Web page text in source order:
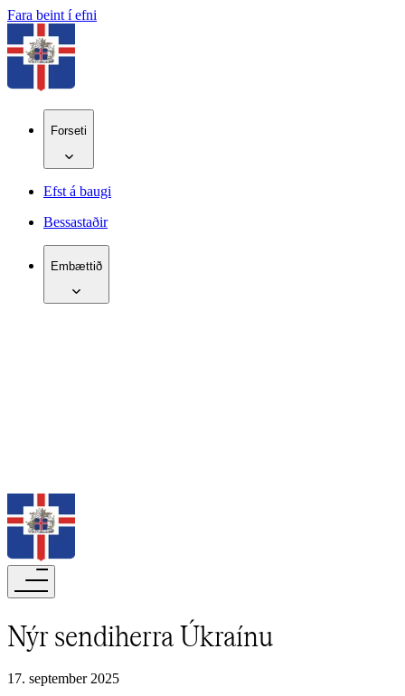
Fara beint í efni
Forseti
Efst á baugi
Bessastaðir
Embættið
Nýr sendiherra Úkraínu​​​​‌ ‍ ​‍​‍‌‍ ‌ ​‍‌‍‍‌‌‍‌ ‌‍‍‌‌‍ ‍​‍​‍​ ‍‍​‍​‍‌ ​ ‌‍​‌‌‍ ‍‌‍‍‌‌ ‌​‌ ‍‌​‍ ‍‌‍‍‌‌‍ ​‍​‍​‍ ​​‍​‍‌‍‍​‌ ​‍‌‍‌‌‌‍‌‍​‍​‍​ ‍‍​‍​‍‌‍‍​‌ ‌​‌ ‌​‌ ​​‌ ​ ​‍ ​‍ ‌‍‌‍‌‍ ‌ ​‍‌ ​ ‌‍‌‌‌ ‌​‌‍‍‌​‍ ‌‌‍‍‌‌ ​ ‌‍ ​‌‍​‌‌‍ ‍‌‍‌​‌ ​ ​‍ ‍‌ ‌‍‌‍‌‌‌ ​‍‌‍​ ‌‍‌‌‌‍ ​​‍ ‍‌‍​‌‌ ​​‌ ​​​‍ ‌ ​ ‌ ‌​‌ ‌‌‌‍‌​‌‍‍‌‌‍ ​‍ ‌‍‍‌‌‍ ‍‌ ‌​‌‍‌‌‌‍ ‍‌ ‌​​‍ ‌‍‌‌‌‍‌​‌‍‍‌‌ ‌​​‍ ‌‍ ‌‌‍ ‌‍‌​‌‍‌‌​ ‌‌ ​​‌ ​‍‌‍‌‌‌ ​ ‌‍‌‌‌‍ ‍‌ ‌​‌‍​‌‌ ‌​‌‍‍‌‌‍ ‌‍ ‍​ ‍ ‌‍‍‌‌‍‌​​ ‌‌ ‌​‌​ ​‌ ​‌‌​ ‌‌​ ​ ‌ ‌‍ ‌‍‍‌‌‍ ​‌‌‍‌‌ ‍‌‌ ‍‍‌‍‌​‌ ‍‌‌‌​ ‌ ‌ ​ ‌‌‌‍‍‌‌‌‍​‌​‌‍​ ‍‌‌‌‌‍​ ‍ ‌ ‌​‌ ‍‌‌ ​​‌‍‌‌​ ‌‌‍ ‍‌‍‌‌‌ ‌ ‌ ​ ​ ‍ ‌ ​​‌‍​‌‌ ‌​‌‍‍​​ ‌‌ ‌​‌‍‍‌‌ ‌​‌‍ ​‌‍‌‌​ ‌‍​‍‌‍​‌‌ ​ ‌‍‌‌‌‌‌‌‌ ​‍‌‍ ​​ ‌‌‍‍​‌ ‌​‌ ‌​‌ ​​‌ ​ ​‍‌‌​ ​‍‌​‌‍​‍‌‌​ ​‍‌​‌‍‌‍‌‍‌‍ ‌ ​‍‌ ​ ‌‍‌‌‌ ‌​‌‍‍‌​‍ ‌‌‍‍‌‌ ​ ‌‍ ​‌‍​‌‌‍ ‍‌‍‌​‌ ​ ​‍ ‍‌ ‌‍‌‍‌‌‌ ​‍‌‍​ ‌‍‌‌‌‍ ​​‍ ‍‌‍​‌‌ ​​‌ ​​​‍‌‌​ ​‍‌​‌‍‌ ​ ‌ ‌​‌ ‌‌‌‍‌​‌‍‍‌‌‍ ​‍‌‍‌‍‍‌‌‍‌​​ ‌‌ ‌​‌​ ​‌ ​‌‌​ ‌‌​ ​ ‌ ‌‍ ‌‍‍‌‌‍ ​‌‌‍‌‌ ‍‌‌ ‍‍‌‍‌​‌ ‍‌‌‌​ ‌ ‌ ​ ‌‌‌‍‍‌‌‌‍​‌​‌‍​ ‍‌‌‌‌‍​‍‌‍‌ ‌​‌ ‍‌‌ ​​‌‍‌‌​ ‌‌‍ ‍‌‍‌‌‌ ‌ ‌ ​ ​‍‌‍‌ ​​‌‍​‌‌ ‌​‌‍‍​​ ‌‌ ‌​‌‍‍‌‌ ‌​‌‍ ​‌‍‌‌​‍‌‍‌ ​​‌‍‌‌‌ ​‍‌ ​ ‌ ​​‌‍‌‌‌‍​ ‌ ‌​‌‍‍‌‌ ‌‍‌‍‌‌​ ‌‌ ​​‌ ‌‌‌‍​‍‌‍ ​‌‍‍‌‌ ​ ‌‍‍​‌‍‌‌‌‍‌​​‍​‍‌ ‌
17. september 2025